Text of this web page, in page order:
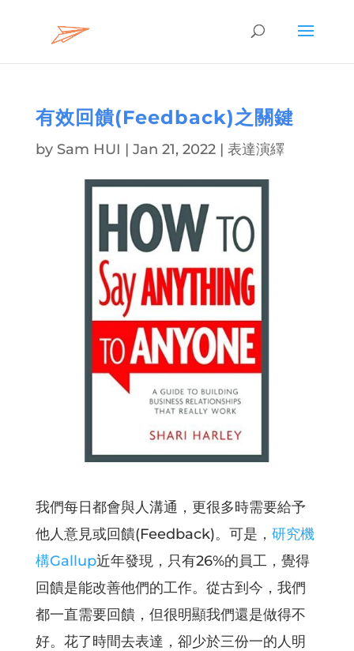
有效回饋(Feedback)之關鍵
by Sam HUI | Jan 21, 2022| 表達演繹
我們每日都會與人溝通，更很多時需要給予
他人意見或回饋(Feedback)。可是， 研究機
構Gallup近年發現，只有26%的員工，覺得
回饋是能改善他們的工作。從古到今，我們
都一直需要回饋，但很明顯我們還是做得不
好。花了時間去表達，卻少於三份一的人明